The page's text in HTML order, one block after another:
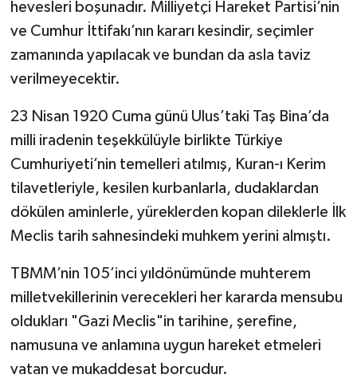
hevesleri boşunadır. Milliyetçi Hareket Partisi’nin
ve Cumhur İttifakı’nın kararı kesindir, seçimler
zamanında yapılacak ve bundan da asla taviz
verilmeyecektir.
23 Nisan 1920 Cuma günü Ulus’taki Taş Bina’da
milli iradenin teşekkülüyle birlikte Türkiye
Cumhuriyeti’nin temelleri atılmış, Kuran-ı Kerim
tilavetleriyle, kesilen kurbanlarla, dudaklardan
dökülen aminlerle, yüreklerden kopan dileklerle İlk
Meclis tarih sahnesindeki muhkem yerini almıştı.
TBMM’nin 105’inci yıldönümünde muhterem
milletvekillerinin verecekleri her kararda mensubu
oldukları "Gazi Meclis"in tarihine, şerefine,
namusuna ve anlamına uygun hareket etmeleri
vatan ve mukaddesat borcudur.